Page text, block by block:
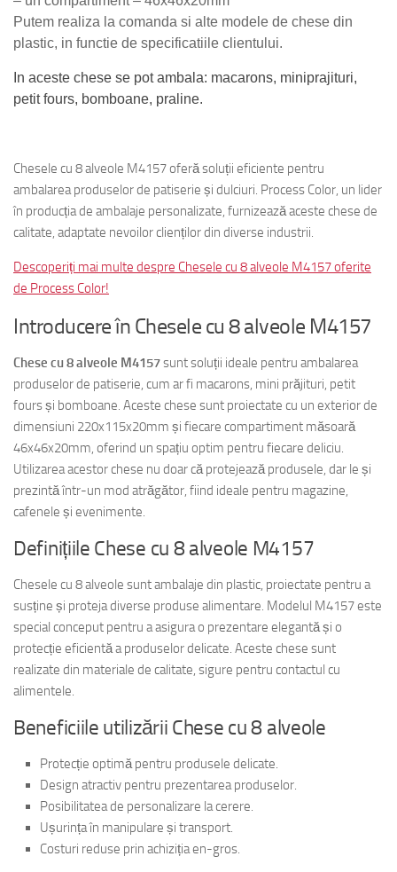
Putem realiza la comanda si alte modele de chese din
plastic, in functie de specificatiile clientului.
In aceste chese se pot ambala: macarons, miniprajituri,
petit fours, bomboane, praline.
Chesele cu 8 alveole M4157 oferă soluții eficiente pentru
ambalarea produselor de patiserie și dulciuri. Process Color, un lider
în producția de ambalaje personalizate, furnizează aceste chese de
calitate, adaptate nevoilor clienților din diverse industrii.
Descoperiți mai multe despre Chesele cu 8 alveole M4157 oferite
de Process Color!
Introducere în Chesele cu 8 alveole M4157
Chese cu 8 alveole M4157sunt soluții ideale pentru ambalarea
produselor de patiserie, cum ar fi macarons, mini prăjituri, petit
fours și bomboane. Aceste chese sunt proiectate cu un exterior de
dimensiuni 220x115x20mm și fiecare compartiment măsoară
46x46x20mm, oferind un spațiu optim pentru fiecare deliciu.
Utilizarea acestor chese nu doar că protejează produsele, dar le și
prezintă într-un mod atrăgător, fiind ideale pentru magazine,
cafenele și evenimente.
Definițiile Chese cu 8 alveole M4157
Chesele cu 8 alveole sunt ambalaje din plastic, proiectate pentru a
susține și proteja diverse produse alimentare. Modelul M4157 este
special conceput pentru a asigura o prezentare elegantă și o
protecție eficientă a produselor delicate. Aceste chese sunt
realizate din materiale de calitate, sigure pentru contactul cu
alimentele.
Beneficiile utilizării Chese cu 8 alveole
Protecție optimă pentru produsele delicate.
Design atractiv pentru prezentarea produselor.
Posibilitatea de personalizare la cerere.
Ușurința în manipulare și transport.
Costuri reduse prin achiziția en-gros.